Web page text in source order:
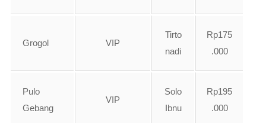
Grogol VIP
Tirto
nadi
Rp175
.000
Pulo
Gebang
VIP
Solo
Ibnu
Rp195
.000